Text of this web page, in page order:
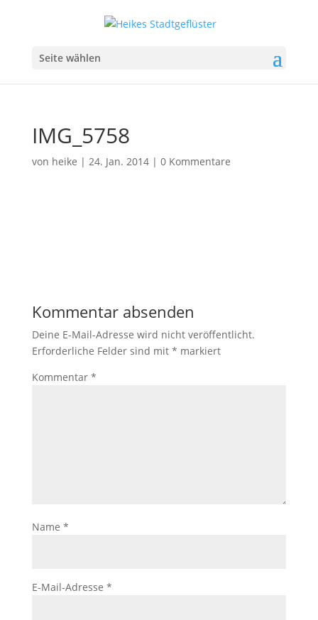
Seite wählen
IMG_5758
von heike | 24. Jan. 2014| 0 Kommentare
Kommentar absenden
Deine E-Mail-Adresse wird nicht veröffentlicht.
Erforderliche Felder sind mit * markiert
Kommentar *
Name *
E-Mail-Adresse *